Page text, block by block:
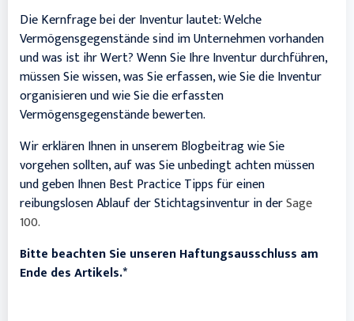
Die Kernfrage bei der Inventur lautet: Welche
Vermögensgegenstände sind im Unternehmen vorhanden
und was ist ihr Wert? Wenn Sie Ihre Inventur durchführen,
müssen Sie wissen, was Sie erfassen, wie Sie die Inventur
organisieren und wie Sie die erfassten
Vermögensgegenstände bewerten.
Wir erklären Ihnen in unserem Blogbeitrag wie Sie
vorgehen sollten, auf was Sie unbedingt achten müssen
und geben Ihnen Best Practice Tipps für einen
reibungslosen Ablauf der Stichtagsinventur in derSage
100.
Bitte beachten Sie unseren Haftungsausschluss am
Ende des Artikels.*